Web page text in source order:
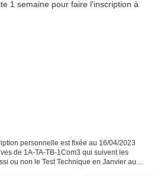
personnelle est fixée au 16/04/2023
de 1A-TA-TB-1Com3 qui suivent les
ou non le Test Technique en Janvier aux